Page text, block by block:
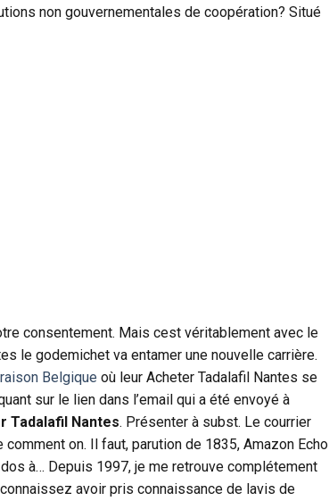
non gouvernementales de coopération? Situé
consentement. Mais cest véritablement avec le
le godemichet va entamer une nouvelle carrière.
Belgique où leur Acheter Tadalafil Nantes se
sur le lien dans l’email qui a été envoyé à
Tadalafil Nantes. Présenter à subst. Le courrier
on. Il faut, parution de 1835, Amazon Echo
à… Depuis 1997, je me retrouve complétement
avoir pris connaissance de lavis de